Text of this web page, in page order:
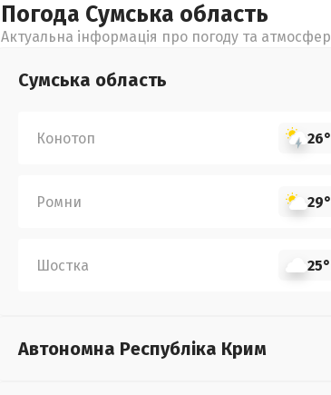
Погода Сумська область
Актуальна інформація про погоду та
Сумська область
Конотоп 26°
Ромни 29°
Шостка 25°
Автономна Республіка Крим